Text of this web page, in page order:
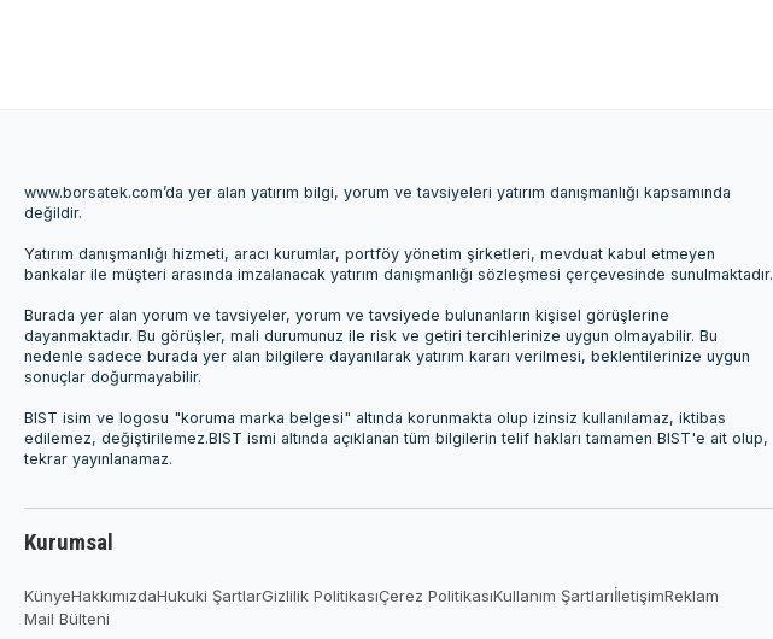
www.borsatek.com’da yer alan yatırım bilgi, yorum ve tavsiyeleri yatırım danışmanlığı kapsamında
değildir.
Yatırım danışmanlığı hizmeti, aracı kurumlar, portföy yönetim şirketleri, mevduat kabul etmeyen
bankalar ile müşteri arasında imzalanacak yatırım danışmanlığı sözleşmesi çerçevesinde sunulmaktadır.
Burada yer alan yorum ve tavsiyeler, yorum ve tavsiyede bulunanların kişisel görüşlerine
dayanmaktadır. Bu görüşler, mali durumunuz ile risk ve getiri tercihlerinize uygun olmayabilir. Bu
nedenle sadece burada yer alan bilgilere dayanılarak yatırım kararı verilmesi, beklentilerinize uygun
sonuçlar doğurmayabilir.
BIST isim ve logosu "koruma marka belgesi" altında korunmakta olup izinsiz kullanılamaz, iktibas
edilemez, değiştirilemez.BIST ismi altında açıklanan tüm bilgilerin telif hakları tamamen BIST'e ait olup,
tekrar yayınlanamaz.
Kurumsal
KünyeHakkımızdaHukuki ŞartlarGizlilik PolitikasıÇerez PolitikasıKullanım ŞartlarıİletişimReklam
Mail Bülteni